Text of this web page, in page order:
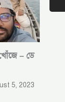
– ডে
5, 2023